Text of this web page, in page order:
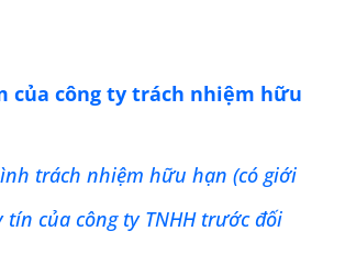
của công ty trách nhiệm hữu
trách nhiệm hữu hạn (có giới
tín của công ty TNHH trước đối